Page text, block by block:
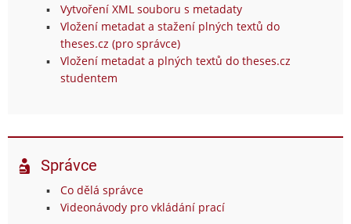
Vytvoření XML souboru s metadaty
Vložení metadat a stažení plných textů do
theses.cz (pro správce)
Vložení metadat a plných textů do theses.cz
studentem
Správce
Co dělá správce
Videonávody pro vkládání prací